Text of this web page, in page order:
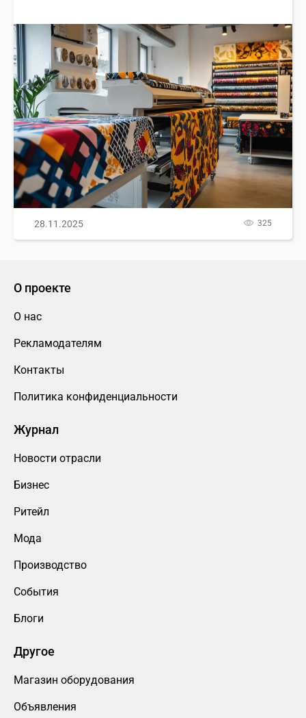
28.11.2025 325
О проекте
О нас
Рекламодателям
Контакты
Политика конфиденциальности
Журнал
Новости отрасли
Бизнес
Ритейл
Мода
Производство
События
Блоги
Другое
Магазин оборудования
Объявления